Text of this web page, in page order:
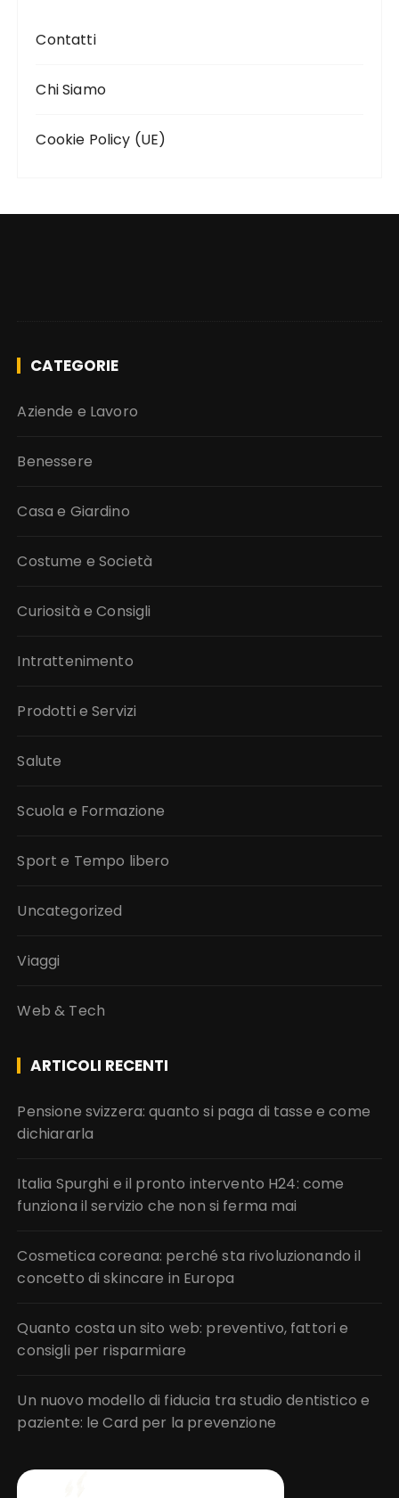
Contatti
Chi Siamo
Cookie Policy (UE)
CATEGORIE
Aziende e Lavoro
Benessere
Casa e Giardino
Costume e Società
Curiosità e Consigli
Intrattenimento
Prodotti e Servizi
Salute
Scuola e Formazione
Sport e Tempo libero
Uncategorized
Viaggi
Web & Tech
ARTICOLI RECENTI
Pensione svizzera: quanto si paga di tasse e come
dichiararla
Italia Spurghi e il pronto intervento H24: come
funziona il servizio che non si ferma mai
Cosmetica coreana: perché sta rivoluzionando il
concetto di skincare in Europa
Quanto costa un sito web: preventivo, fattori e
consigli per risparmiare
Un nuovo modello di fiducia tra studio dentistico e
paziente: le Card per la prevenzione